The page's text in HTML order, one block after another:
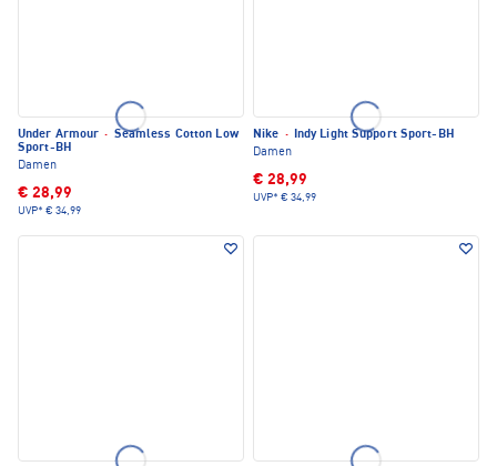
Under Armour · Seamless Cotton Low
Sport-BH
Damen
€ 28,99
UVP* € 34,99
Nike · Indy Light Support Sport-BH
Damen
€ 28,99
UVP* € 34,99